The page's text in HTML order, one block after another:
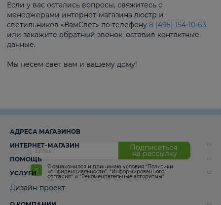
Если у вас остались вопросы, свяжитесь с
менеджерами интернет-магазина люстр и
светильников «ВамСвет» по телефону 8 (495) 154-10-63
или закажите обратный звонок, оставив контактные
данные.
Мы несем свет вам и вашему дому!
Подписаться
на рассылку
Я ознакомился и принимаю условия “Политики
конфиденциальности”, “Информированного
согласия“ и “Рекомендательные алгоритмы“
АДРЕСА МАГАЗИНОВ
ИНТЕРНЕТ-МАГАЗИН
ПОМОЩЬ
УСЛУГИ
Дизайн-проект